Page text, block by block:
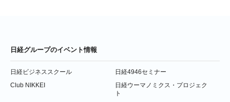
日経グループのイベント情報
日経ビジネススクール
日経4946セミナー
Club NIKKEI
日経ウーマノミクス・プロジェク
ト